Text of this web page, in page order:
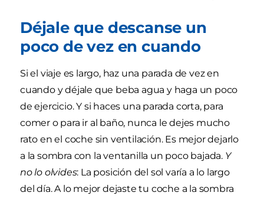
Déjale que descanse un
poco de vez en cuando
Si el viaje es largo, haz una parada de vez en
cuando y déjale que beba agua y haga un poco
de ejercicio. Y si haces una parada corta, para
comer o para ir al baño, nunca le dejes mucho
rato en el coche sin ventilación. Es mejor dejarlo
a la sombra con la ventanilla un poco bajada. Y
no lo olvides: La posición del sol varía a lo largo
del día. A lo mejor dejaste tu coche a la sombra